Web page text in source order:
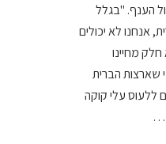
הענף. "בגלל
אנחנו לא יכולים
מחיינו
שארצות הברית
ללעוס עלי קוקה